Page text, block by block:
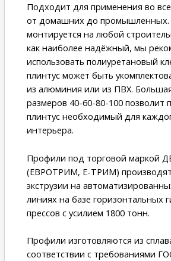
Подходит для применения во
от домашних до промышленных.
монтируется на любой
как наиболее надёжный, мы
использовать полиуретановый
плинтус может быть
из алюминия или из ПВХ.
размеров 40-60-80-100 позволит
плинтус необходимый для
интерьера.
Профили под торговой маркой
(ЕВРОТРИМ, Е-ТРИМ)
экструзии на
линиях на базе горизонтальных
прессов с усилием 1800 тонн.
Профили изготовляются из
соответствии с требованиями